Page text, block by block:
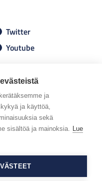
ja
ja käyttöä,
sekä
sisältöä ja mainoksia. Lue
Twitter
Youtube